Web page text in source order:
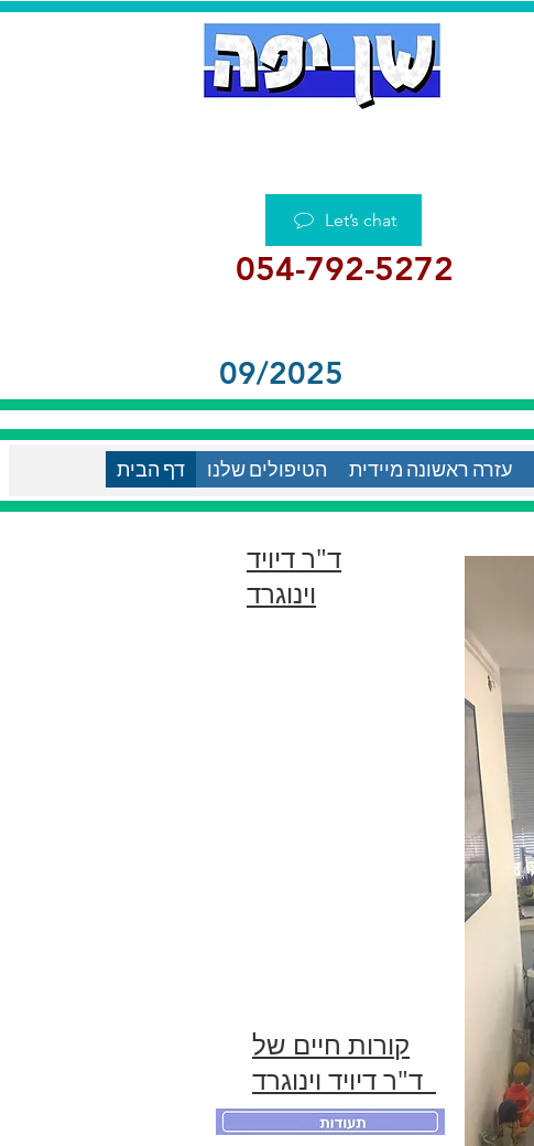
Let’s chat
054-792-5272
09/2025
דף הבית הטיפולים שלנו עזרה ראשונה מיידית
ד"ר דיויד
וינוגרד
קורות חיים של